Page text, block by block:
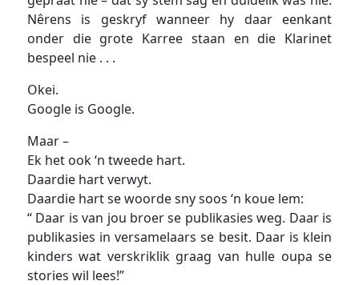
Nêrens is geskryf wanneer hy daar eenkant
onder die grote Karree staan en die Klarinet
bespeel nie . . .
Okei.
Google is Google.
Maar –
Ek het ook ‘n tweede hart.
Daardie hart verwyt.
Daardie hart se woorde sny soos ‘n koue lem:
“ Daar is van jou broer se publikasies weg. Daar is
publikasies in versamelaars se besit. Daar is klein
kinders wat verskriklik graag van hulle oupa se
stories wil lees!”